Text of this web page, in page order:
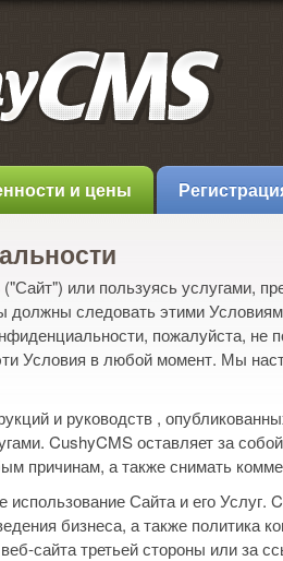
и цены
или пользуясь услугами,
должны следовать этими
пожалуйста,
Условия в любой момент. Мы
и руководств ,
CushyCMS оставляет за
причинам, а также снимать
Сайта и его Услуг.
бизнеса, а также политика
веб-сайта третьей стороны или за